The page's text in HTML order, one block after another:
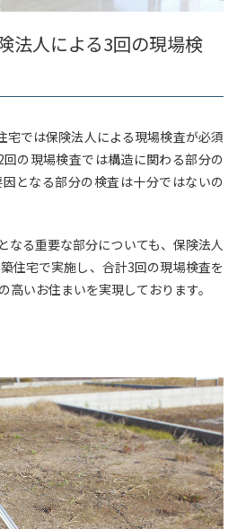
法人による3回の現場検
宅では保険法人による現場検査が必須
の現場検査では構造に関わる部分の
となる部分の検査は十分ではないの
なる重要な部分についても、保険法人
住宅で実施し、合計3回の現場検査を
高いお住まいを実現しております。